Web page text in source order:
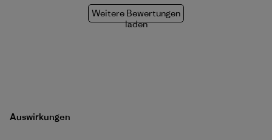
Weitere Bewertungen
laden
Auswirkungen